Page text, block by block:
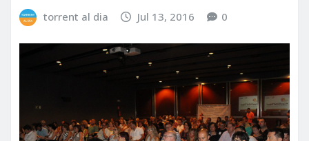
torrent al dia Jul 13, 2016 0